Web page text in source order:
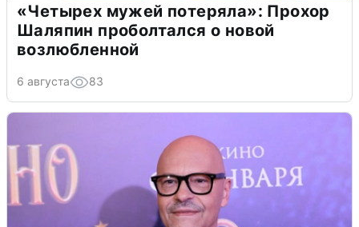
«Четырех мужей потеряла»: Прохор
Шаляпин проболтался о новой
возлюбленной
6 августа 83